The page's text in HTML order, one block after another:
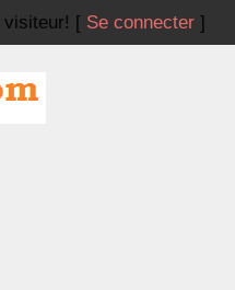
visiteur! [ Se connecter]